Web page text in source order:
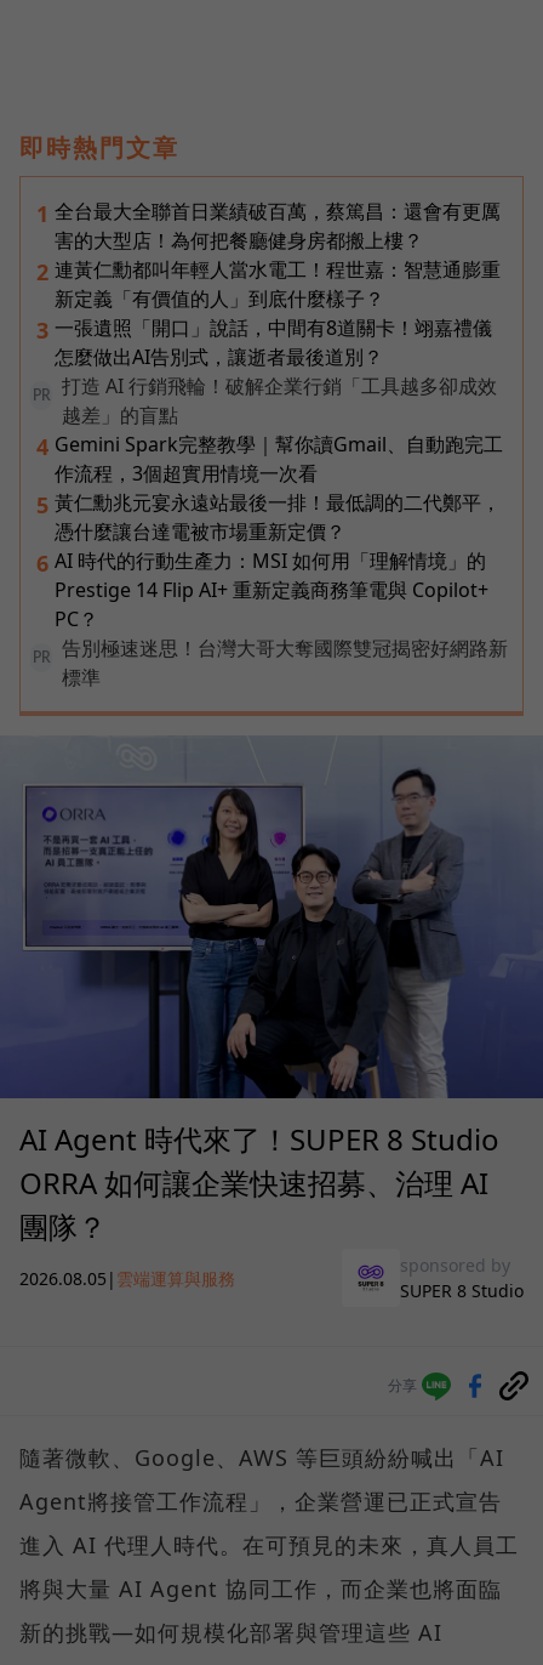
即時熱門文章
1 全台最大全聯首日業績破百萬，蔡篤昌：還會有更厲
害的大型店！為何把餐廳健身房都搬上樓？
2 連黃仁勳都叫年輕人當水電工！程世嘉：智慧通膨重
新定義「有價值的人」到底什麼樣子？
3 一張遺照「開口」說話，中間有8道關卡！翊嘉禮儀
怎麼做出AI告別式，讓逝者最後道別？
PR
打造 AI 行銷飛輪！破解企業行銷「工具越多卻成效
越差」的盲點
4 Gemini Spark完整教學｜幫你讀Gmail、自動跑完工
作流程，3個超實用情境一次看
5 黃仁勳兆元宴永遠站最後一排！最低調的二代鄭平，
憑什麼讓台達電被市場重新定價？
6 AI 時代的行動生產力：MSI 如何用「理解情境」的
Prestige 14 Flip AI+ 重新定義商務筆電與 Copilot+
PC？
PR
告別極速迷思！台灣大哥大奪國際雙冠揭密好網路新
標準
AI Agent 時代來了！SUPER 8 Studio
ORRA 如何讓企業快速招募、治理 AI
團隊？
2026.08.05 | 雲端運算與服務
sponsored by
SUPER 8 Studio
分享
隨著微軟、Google、AWS 等巨頭紛紛喊出「AI
Agent將接管工作流程」，企業營運已正式宣告
進入 AI 代理人時代。在可預見的未來，真人員工
將與大量 AI Agent 協同工作，而企業也將面臨
新的挑戰—如何規模化部署與管理這些 AI